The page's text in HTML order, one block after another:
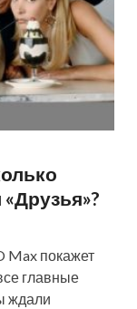
Max покажет
главные
ждали